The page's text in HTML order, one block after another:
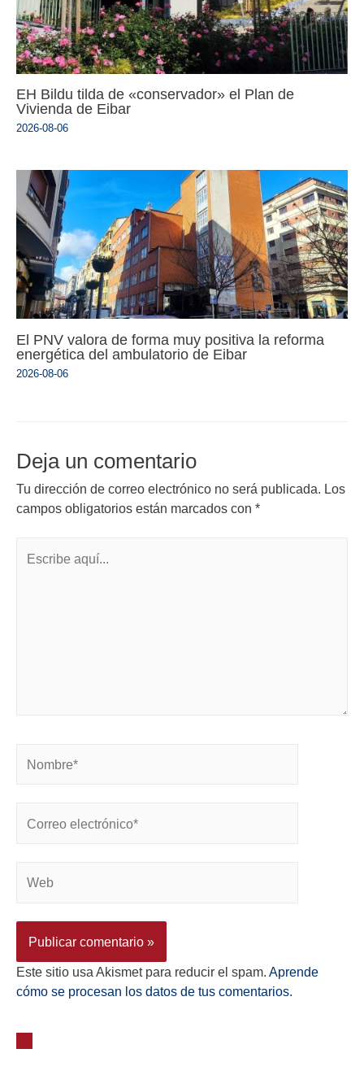
EH Bildu tilda de «conservador» el Plan de
Vivienda de Eibar
2026-08-06
El PNV valora de forma muy positiva la reforma
energética del ambulatorio de Eibar
2026-08-06
Deja un comentario
Tu dirección de correo electrónico no será publicada. Los
campos obligatorios están marcados con *
Este sitio usa Akismet para reducir el spam. Aprende
cómo se procesan los datos de tus comentarios.